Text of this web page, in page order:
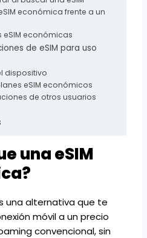
económica frente a un
eSIM económicas
de eSIM para uso
dispositivo
eSIM económicos
de otros usuarios
una eSIM
una alternativa que te
móvil a un precio
convencional, sin